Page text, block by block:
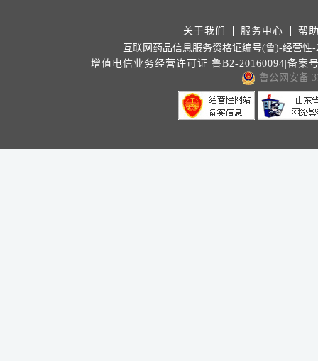
关于我们 服务中心
帮
互联网药品信息服务资格证编号(鲁)-经营性-
增值电信业务经营许可证 鲁B2-20160094|备案
鲁公网安备